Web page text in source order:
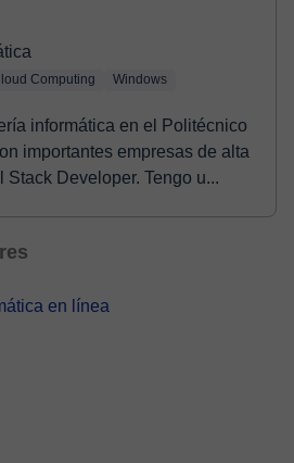
Computing Windows
informática en el Politécnico
importantes empresas de alta
Developer. Tengo u...
en línea